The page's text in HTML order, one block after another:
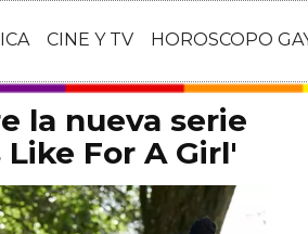
CINE Y TV HOROSCOPO
la nueva serie
For A Girl'